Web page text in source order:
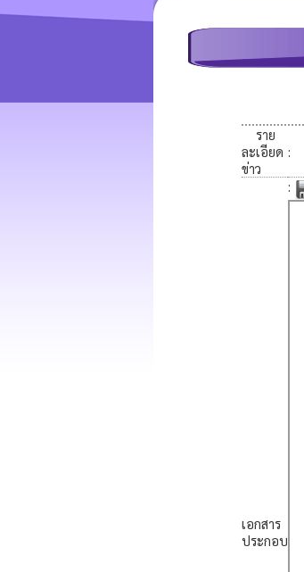
ราย
ละเอียด
ข่าว
:
เอกสาร
ประกอบ
: